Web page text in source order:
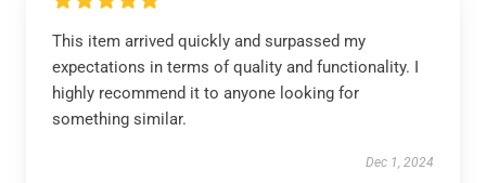
This item arrived quickly and surpassed my
expectations in terms of quality and functionality. I
highly recommend it to anyone looking for
something similar.
Dec 1, 2024